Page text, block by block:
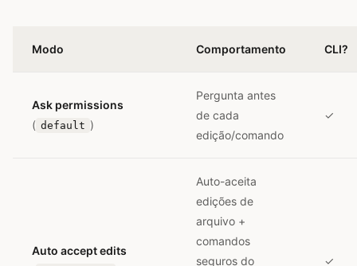
Modo Comportamento CLI?
Ask permissions
( default )
Pergunta antes
de cada
edição/comando
✓
Auto accept edits
Auto-aceita
edições de
arquivo +
comandos
seguros do
✓